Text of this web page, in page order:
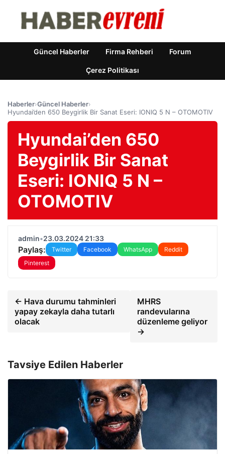
Güncel Haberler Firma Rehberi Forum
Çerez Politikası
Haberler›Güncel Haberler›
Hyundai’den 650 Beygirlik Bir Sanat Eseri: IONIQ 5 N – OTOMOTIV
Hyundai’den 650
Beygirlik Bir Sanat
Eseri: IONIQ 5 N –
OTOMOTIV
admin•23.03.2024 21:33
Paylaş: Twitter Facebook WhatsApp
Reddit
Pinterest
← Hava durumu tahminleri
yapay zekayla daha tutarlı
olacak
MHRS
randevularına
düzenleme geliyor
→
Tavsiye Edilen Haberler